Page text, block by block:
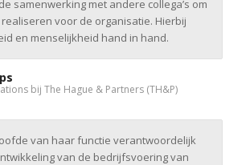
samenwerking met andere collega’s om
voor de organisatie. Hierbij
en menselijkheid hand in hand.
bij The Hague & Partners (TH&P)
van haar functie verantwoordelijk
van de bedrijfsvoering van